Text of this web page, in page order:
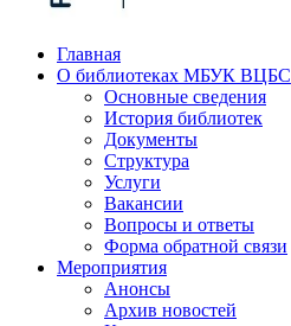
Главная
О библиотеках МБУК ВЦБС
Основные сведения
История библиотек
Документы
Структура
Услуги
Вакансии
Вопросы и ответы
Форма обратной связи
Мероприятия
Анонсы
Архив новостей